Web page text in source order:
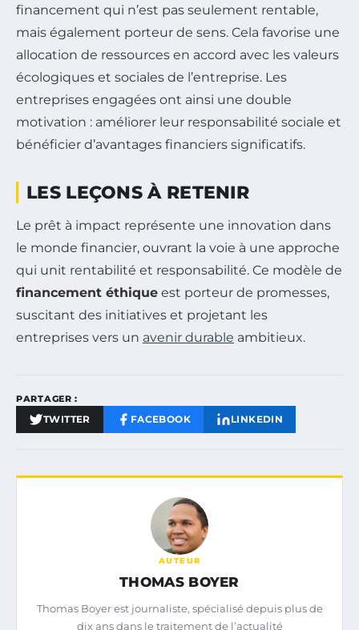
financement qui n’est pas seulement rentable,
mais également porteur de sens. Cela favorise une
allocation de ressources en accord avec les valeurs
écologiques et sociales de l’entreprise. Les
entreprises engagées ont ainsi une double
motivation : améliorer leur responsabilité sociale et
bénéficier d’avantages financiers significatifs.
LES LEÇONS À RETENIR
Le prêt à impact représente une innovation dans
le monde financier, ouvrant la voie à une approche
qui unit rentabilité et responsabilité. Ce modèle de
financement éthique est porteur de promesses,
suscitant des initiatives et projetant les
entreprises vers un avenir durable ambitieux.
PARTAGER :
TWITTER FACEBOOK LINKEDIN
AUTEUR
THOMAS BOYER
Thomas Boyer est journaliste, spécialisé depuis plus de
dix ans dans le traitement de l’actualité